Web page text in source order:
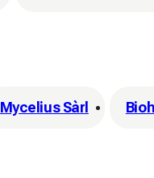
Mycelius Sàrl